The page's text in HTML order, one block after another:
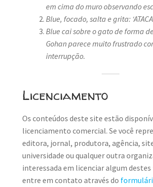
em cima do muro observando
Blue, focado, salta e grita:
Blue cai sobre o gato de forma
Gohan parece muito frustrado
interrupção.
Licenciamento
Os conteúdos deste site estão
licenciamento comercial. Se você
editora, jornal, produtora, agência,
universidade ou qualquer outra
interessada em licenciar algum
entre em contato através do